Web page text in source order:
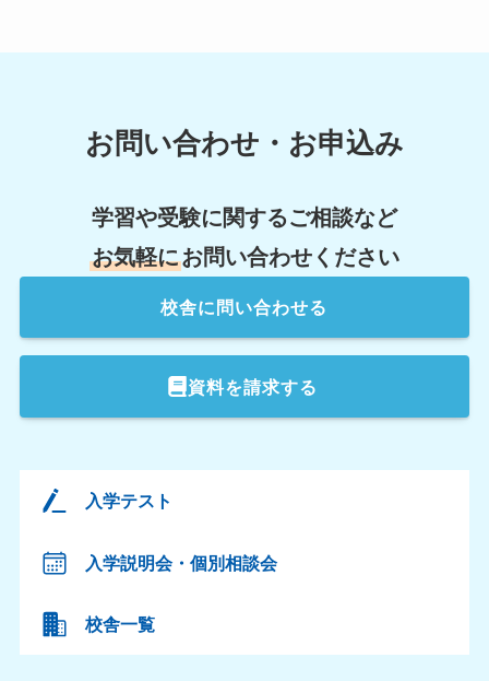
お問い合わせ・お申込み
学習や受験に関するご相談など
お気軽にお問い合わせください
校舎に問い合わせる
資料を請求する
入学テスト
入学説明会・個別相談会
校舎一覧